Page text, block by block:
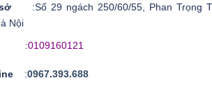
Hỗ trợ vận chuyển đơn trên 5 triệu
sở :Số 29 ngách 250/60/55, Phan Trọng
Nội
:0109160121
:0967.393.688